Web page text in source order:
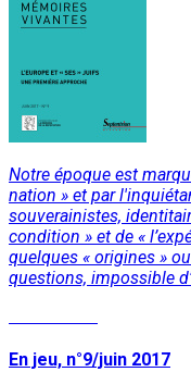
Notre époque est
nation » et par
souverainistes,
condition » et de «
quelques « origines »
questions, impossible
En jeu, n°9/juin 2017